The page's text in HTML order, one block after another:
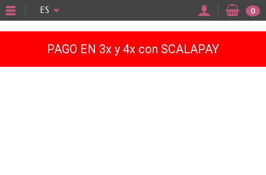
PAGO EN 3x y 4x con SCALAPAY
ES 0